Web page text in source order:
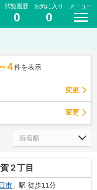
閲覧履歴
0
お気に入り
0
メニュー
4 件を表示
変更
変更
２丁目
市 」駅 徒歩11分